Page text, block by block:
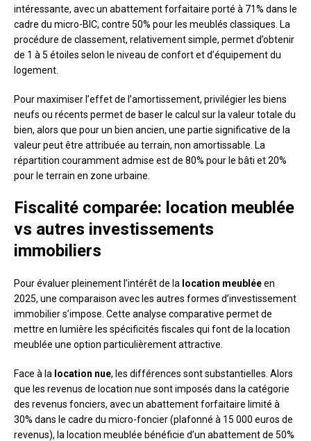
intéressante, avec un abattement forfaitaire porté à 71% dans le
cadre du micro-BIC, contre 50% pour les meublés classiques. La
procédure de classement, relativement simple, permet d’obtenir
de 1 à 5 étoiles selon le niveau de confort et d’équipement du
logement.
Pour maximiser l’effet de l’amortissement, privilégier les biens
neufs ou récents permet de baser le calcul sur la valeur totale du
bien, alors que pour un bien ancien, une partie significative de la
valeur peut être attribuée au terrain, non amortissable. La
répartition couramment admise est de 80% pour le bâti et 20%
pour le terrain en zone urbaine.
Fiscalité comparée: location meublée
vs autres investissements
immobiliers
Pour évaluer pleinement l’intérêt de la location meubléeen
2025, une comparaison avec les autres formes d’investissement
immobilier s’impose. Cette analyse comparative permet de
mettre en lumière les spécificités fiscales qui font de la location
meublée une option particulièrement attractive.
Face à la location nue, les différences sont substantielles. Alors
que les revenus de location nue sont imposés dans la catégorie
des revenus fonciers, avec un abattement forfaitaire limité à
30% dans le cadre du micro-foncier (plafonné à 15 000 euros de
revenus), la location meublée bénéficie d’un abattement de 50%